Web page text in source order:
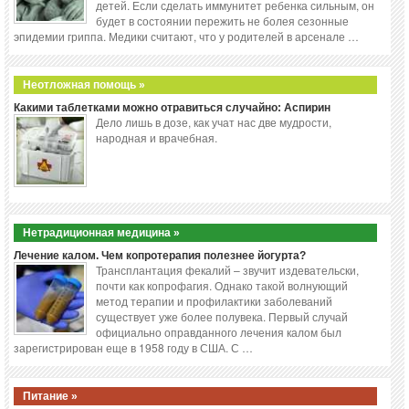
детей. Если сделать иммунитет ребенка сильным, он
будет в состоянии пережить не болея сезонные
эпидемии гриппа. Медики считают, что у родителей в арсенале …
Неотложная помощь »
Какими таблетками можно отравиться случайно: Аспирин
Дело лишь в дозе, как учат нас две мудрости,
народная и врачебная.
Нетрадиционная медицина »
Лечение калом. Чем копротерапия полезнее йогурта?
Трансплантация фекалий – звучит издевательски,
почти как копрофагия. Однако такой волнующий
метод терапии и профилактики заболеваний
существует уже более полувека. Первый случай
официально оправданного лечения калом был
зарегистрирован еще в 1958 году в США. С …
Питание »